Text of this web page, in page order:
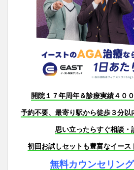
開院１７年周年＆診療実績４０
予約不要、最寄り駅から徒歩３分以
思い立ったらすぐ相談・
初回お試しセットも豊富なイース
無料カウンセリン